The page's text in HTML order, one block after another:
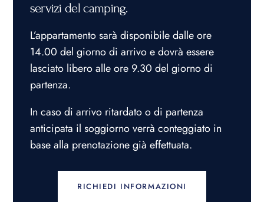
servizi del camping.
L’appartamento sarà disponibile dalle ore
14.00 del giorno di arrivo e dovrà essere
lasciato libero alle ore 9.30 del giorno di
partenza.
In caso di arrivo ritardato o di partenza
anticipata il soggiorno verrà conteggiato in
base alla prenotazione già effettuata.
RICHIEDI INFORMAZIONI